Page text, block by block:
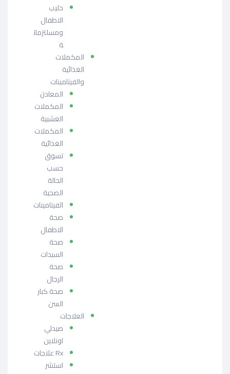
حليب
الاطفال
ومسلتزمات
ة
المكملات
الغذائية
والفيتامينات
المعادن
المكملات
العشبية
المكملات
الغذائية
تسوق
حسب
الحالة
الصحية
الفيتامينات
صحة
الاطفال
صحة
السيدات
صحة
الرجال
صحة كبار
السن
العلاجات
صيدلي
اونلاين
Rx علاجات
استشر